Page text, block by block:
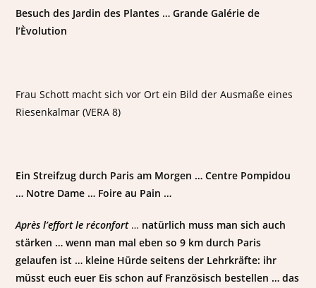
Besuch des Jardin des Plantes … Grande Galérie de
l’Èvolution
Frau Schott macht sich vor Ort ein Bild der Ausmaße eines
Riesenkalmar (VERA 8)
Ein Streifzug durch Paris am Morgen … Centre Pompidou
… Notre Dame … Foire au Pain …
Après l’effort le réconfort… natürlich muss man sich auch
stärken … wenn man mal eben so 9 km durch Paris
gelaufen ist … kleine Hürde seitens der Lehrkräfte: ihr
müsst euch euer Eis schon auf Französisch bestellen … das